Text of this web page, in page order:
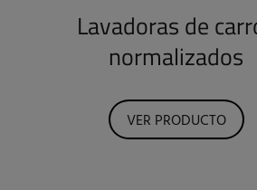
Lavadoras de
normalizados
VER PRODUCTO